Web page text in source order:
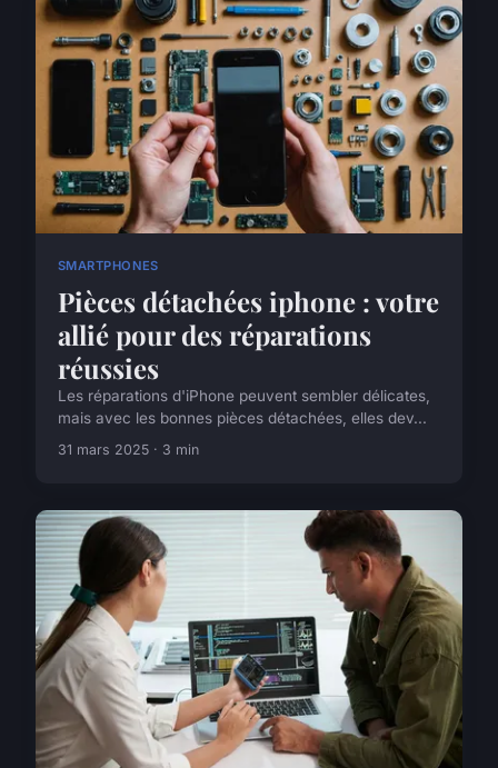
SMARTPHONES
Pièces détachées iphone : votre
allié pour des réparations
réussies
Les réparations d'iPhone peuvent sembler délicates,
mais avec les bonnes pièces détachées, elles dev...
31 mars 2025 · 3 min